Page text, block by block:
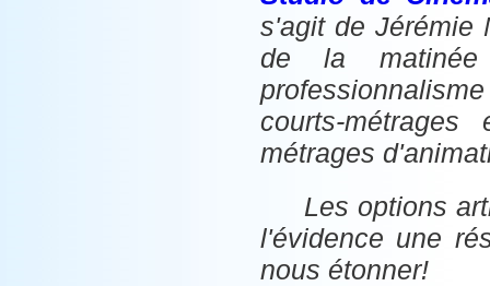
s'agit de Jérémie
de la matinée
courts-
métrages
Les options
l'évidence une
nous étonner!